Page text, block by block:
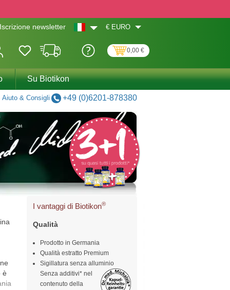
Iscrizione newsletter € EURO
0,00 €
Su Biotikon
Aiuto & Consigli +49 (0)6201-878380
è
I vantaggi di Biotikon®
Qualità
Prodotto in Germania
Qualità estratto Premium
Sigillatura senza alluminio
Senza additivi* nel
contenuto della